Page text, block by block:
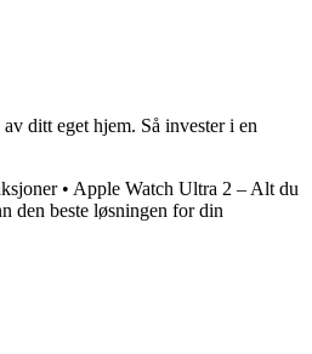
ditt eget hjem. Så invester i en
• Apple Watch Ultra 2 – Alt du
den beste løsningen for din